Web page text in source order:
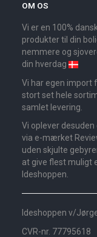
OM OS
Vi er en 100%
produkter til din
nemmere og
din hverdag
Vi har egen import
stort set hele
samlet levering.
Vi oplever
via e-mærket
uden skjulte
at give flest muligt
Ideshoppen.
Ideshoppen v/
CVR-nr. 77795618